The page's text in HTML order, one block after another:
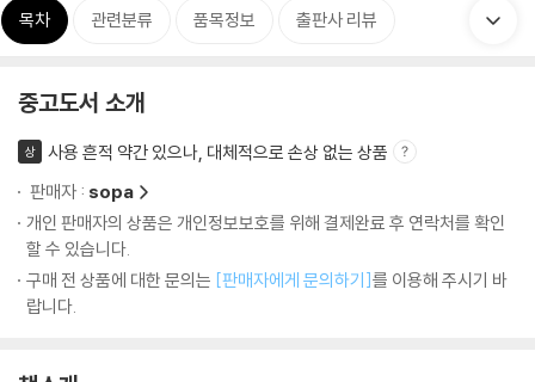
목차 관련분류 품목정보 출판사 리뷰
중고도서 소개
상
사용 흔적 약간 있으나, 대체적으로 손상 없는 상품
판매자 : sopa
개인 판매자의 상품은 개인정보보호를 위해 결제완료 후 연락처를 확인
할 수 있습니다.
구매 전 상품에 대한 문의는 [판매자에게 문의하기]를 이용해 주시기 바
랍니다.